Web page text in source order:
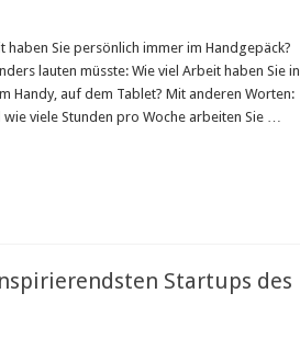
haben Sie persönlich immer im Handgepäck?
lauten müsste: Wie viel Arbeit haben Sie in
Handy, auf dem Tablet? Mit anderen Worten:
viele Stunden pro Woche arbeiten Sie …
Startups des